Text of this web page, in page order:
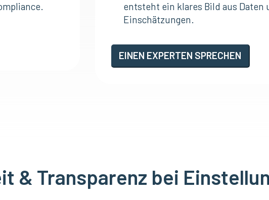
entsteht ein klares Bild aus Daten
Einschätzungen.
EINEN EXPERTEN SPRECHEN
& Transparenz bei